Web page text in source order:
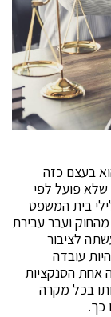
בעצם כזה
שלא פועל לפי
בית המשפט
ועבר עבירת
לציבור
עובדה
אחת הסנקציות
בכל מקרה
כך.